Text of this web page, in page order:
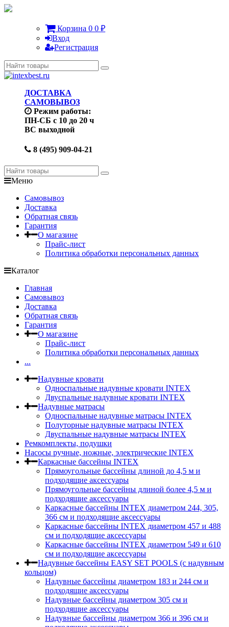
Корзина 0 0 ₽
Вход
Регистрация
ДОСТАВКА
САМОВЫВОЗ
Режим работы:
ПН-СБ с 10 до 20 ч
ВС выходной
8 (495) 909-04-21
Меню
Самовывоз
Доставка
Обратная связь
Гарантия
О магазине
Прайс-лист
Политика обработки персональных данных
Каталог
Главная
Самовывоз
Доставка
Обратная связь
Гарантия
О магазине
Прайс-лист
Политика обработки персональных данных
...
Надувные кровати
Односпальные надувные кровати INTEX
Двуспальные надувные кровати INTEX
Надувные матрасы
Односпальные надувные матрасы INTEX
Полуторные надувные матрасы INTEX
Двуспальные надувные матрасы INTEX
Ремкомплекты, подушки
Насосы ручные, ножные, электрические INTEX
Каркасные бассейны INTEX
Прямоугольные бассейны длиной до 4,5 м и
подходящие аксессуары
Прямоугольные бассейны длиной более 4,5 м и
подходящие аксессуары
Каркасные бассейны INTEX диаметром 244, 305,
366 см и подходящие аксессуары
Каркасные бассейны INTEX диаметром 457 и 488
cм и подходящие аксессуары
Каркасные бассейны INTEX диаметром 549 и 610
см и подходящие аксессуары
Надувные бассейны EASY SET POOLS (с надувным
кольцом)
Надувные бассейны диаметром 183 и 244 см и
подходящие аксессуары
Надувные бассейны диаметром 305 см и
подходящие аксессуары
Надувные бассейны диаметром 366 и 396 см и